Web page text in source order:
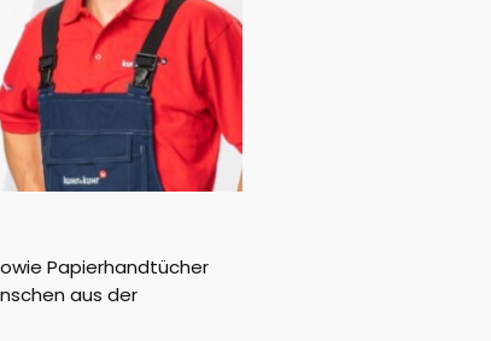
Papierhandtücher
aus der